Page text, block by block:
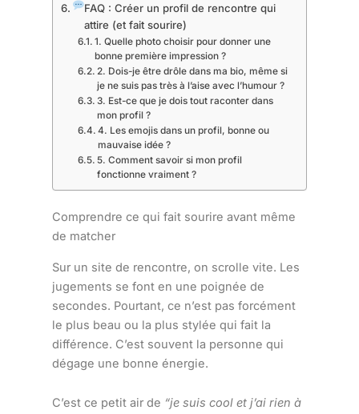
FAQ : Créer un profil de rencontre qui
attire (et fait sourire)
1. Quelle photo choisir pour donner une
bonne première impression ?
2. Dois-je être drôle dans ma bio, même si
je ne suis pas très à l’aise avec l’humour ?
3. Est-ce que je dois tout raconter dans
mon profil ?
4. Les emojis dans un profil, bonne ou
mauvaise idée ?
5. Comment savoir si mon profil
fonctionne vraiment ?
Comprendre ce qui fait sourire avant même
de matcher
Sur un site de rencontre, on scrolle vite. Les
jugements se font en une poignée de
secondes. Pourtant, ce n’est pas forcément
le plus beau ou la plus stylée qui fait la
différence. C’est souvent la personne qui
dégage une bonne énergie.
C’est ce petit air de “je suis cool et j’ai rien à